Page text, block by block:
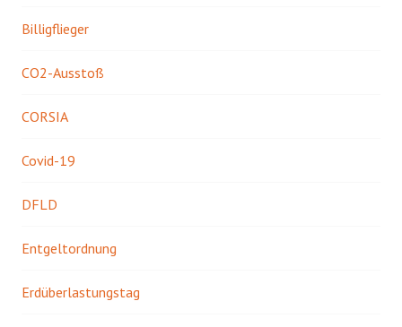
Billigflieger
CO2-Ausstoß
CORSIA
Covid-19
DFLD
Entgeltordnung
Erdüberlastungstag